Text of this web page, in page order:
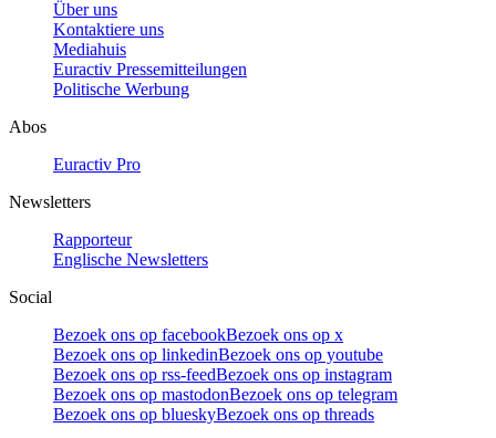
Über uns
Kontaktiere uns
Mediahuis
Euractiv Pressemitteilungen
Politische Werbung
Abos
Euractiv Pro
Newsletters
Rapporteur
Englische Newsletters
Social
Bezoek ons op facebookBezoek ons op x
Bezoek ons op linkedinBezoek ons op youtube
Bezoek ons op rss-feedBezoek ons op instagram
Bezoek ons op mastodonBezoek ons op telegram
Bezoek ons op blueskyBezoek ons op threads